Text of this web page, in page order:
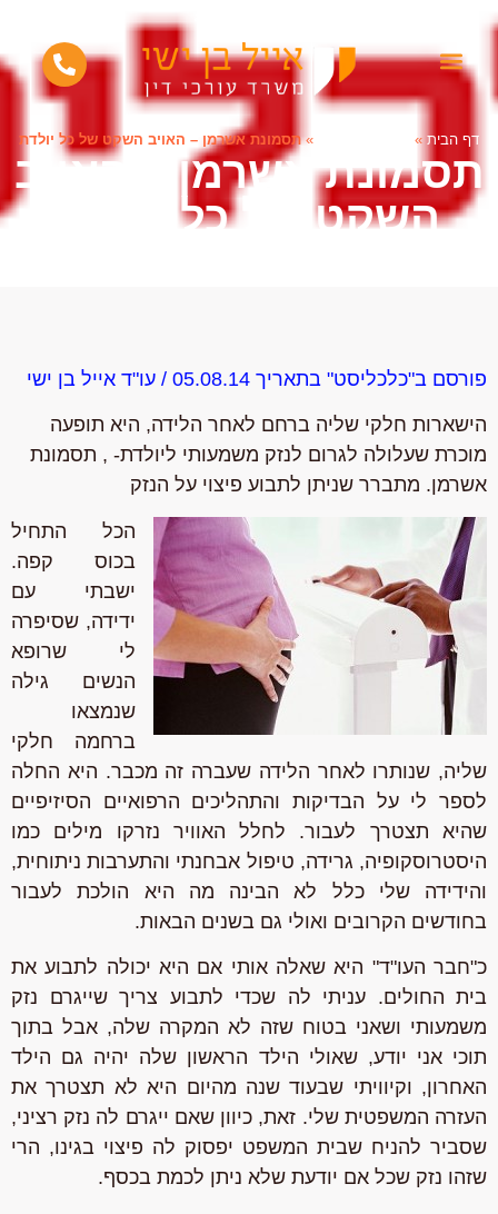
דף הבית»
»תסמונת אשרמן – האויב השקט של כל יולדת
תסמונת אשרמן – האויב
השקט של כל יולדת
פורסם ב"כלכליסט" בתאריך 05.08.14 / עו"ד אייל בן ישי
הישארות חלקי שליה ברחם לאחר הלידה, היא תופעה
מוכרת שעלולה לגרום לנזק משמעותי ליולדת- , תסמונת
אשרמן. מתברר שניתן לתבוע פיצוי על הנזק
הכל התחיל
בכוס קפה.
ישבתי עם
ידידה, שסיפרה
לי שרופא
הנשים גילה
שנמצאו
ברחמה חלקי
שליה, שנותרו לאחר הלידה שעברה זה מכבר. היא החלה
לספר לי על הבדיקות והתהליכים הרפואיים הסיזיפיים
שהיא תצטרך לעבור. לחלל האוויר נזרקו מילים כמו
היסטרוסקופיה, גרידה, טיפול אבחנתי והתערבות ניתוחית,
והידידה שלי כלל לא הבינה מה היא הולכת לעבור
בחודשים הקרובים ואולי גם בשנים הבאות.
כ"חבר העו"ד" היא שאלה אותי אם היא יכולה לתבוע את
בית החולים. עניתי לה שכדי לתבוע צריך שייגרם נזק
משמעותי ושאני בטוח שזה לא המקרה שלה, אבל בתוך
תוכי אני יודע, שאולי הילד הראשון שלה יהיה גם הילד
האחרון, וקיוויתי שבעוד שנה מהיום היא לא תצטרך את
העזרה המשפטית שלי. זאת, כיוון שאם ייגרם לה נזק רציני,
שסביר להניח שבית המשפט יפסוק לה פיצוי בגינו, הרי
שזהו נזק שכל אם יודעת שלא ניתן לכמת בכסף.